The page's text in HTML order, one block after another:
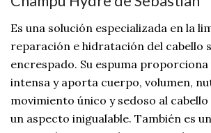
Es una solución especializada en la
reparación e hidratación del cabello
encrespado. Su espuma
intensa y aporta cuerpo, volumen,
movimiento único y sedoso al
un aspecto inigualable. También es